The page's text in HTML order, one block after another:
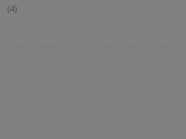
(4)